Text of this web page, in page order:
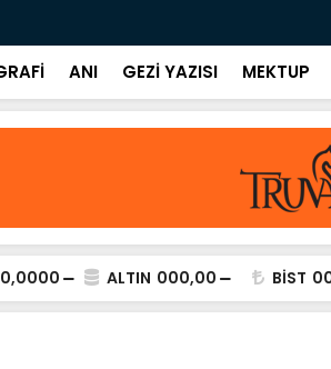
ANI GEZİ YAZISI MEKTUP
0,0000 ALTIN 000,00 BİST